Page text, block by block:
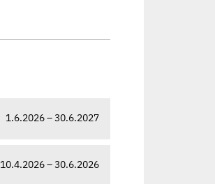
1.6.2026 – 30.6.2027
10.4.2026 – 30.6.2026